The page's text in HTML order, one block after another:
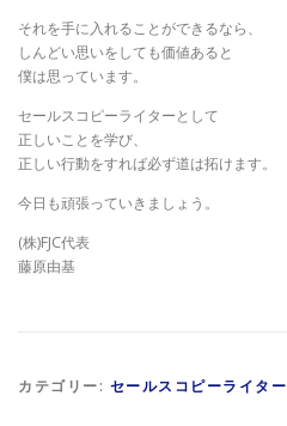
それを手に入れることができるなら、
しんどい思いをしても価値あると
僕は思っています。
セールスコピーライターとして
正しいことを学び、
正しい行動をすれば必ず道は拓けます。
今日も頑張っていきましょう。
(株)FJC代表
藤原由基
カテゴリー: セールスコピーライター